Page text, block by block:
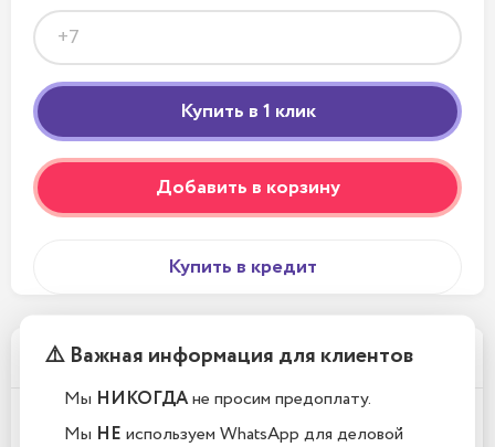
Добавить в корзину
Купить в кредит
Почему у вас такие низкие цены?
⚠️ Важная информация для клиентов
Мы НИКОГДАне просим предоплату.
Мы НЕ используем WhatsApp для деловой